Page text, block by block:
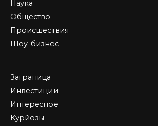
Наука
Общество
Происшествия
Шоу-бизнес
Заграница
Инвестиции
Интересное
Курйозы